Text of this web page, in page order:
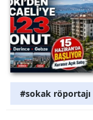
#sokak röportajı